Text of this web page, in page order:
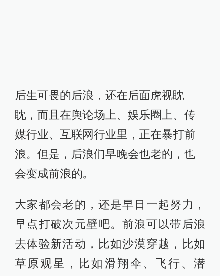
后生可畏的后浪，还在后面虎视眈
眈，而且在舆论场上、娱乐圈上、传
媒行业、互联网行业里，正在暴打前
浪。但是，后浪们早晚会也老的，也
会变成前浪的。
大家都会老的，还是早日一起努力，
早点打破次元壁吧。前浪可以带后浪
去体验新活动，比如沙漠穿越，比如
草原观星，比如滑翔伞、飞行、潜